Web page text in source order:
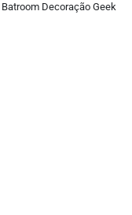
Decoração Geek